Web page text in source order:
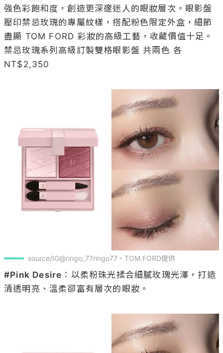
強色彩飽和度，創造更深邃迷人的眼妝層次。眼影盤
壓印禁忌玫瑰的專屬紋樣，搭配粉色限定外盒，細節
盡顯 TOM FORD 彩妝的高級工藝，收藏價值十足。
禁忌玫瑰系列高級訂製雙格眼影盤 共兩色 各
NT$2,350
source/IG@ringo_77ringo77、TOM FORD提供
#Pink Desire ：以柔粉珠光揉合細膩玫瑰光澤，打造
清透明亮、溫柔卻富有層次的眼妝。